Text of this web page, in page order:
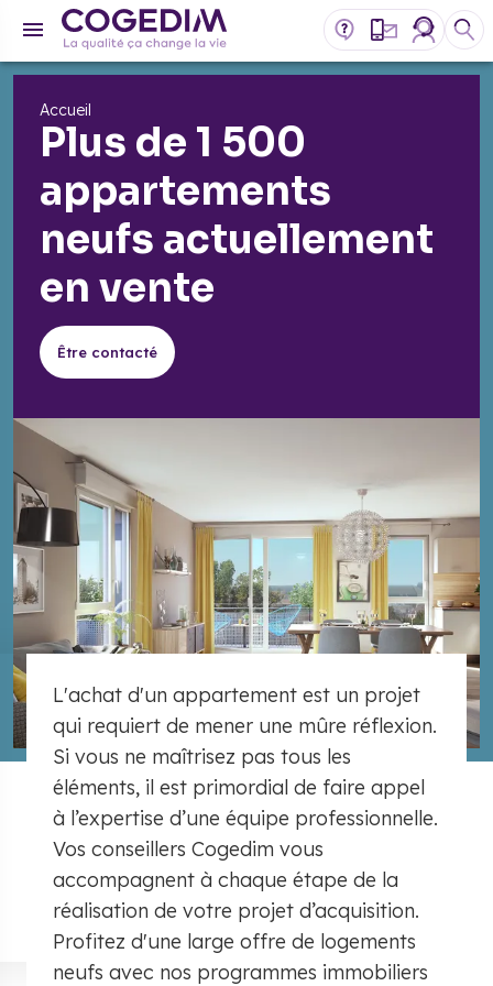
Accueil
Plus de 1 500
appartements
neufs actuellement
en vente
Être contacté
L'achat d'un appartement est un projet
qui requiert de mener une mûre réflexion.
Si vous ne maîtrisez pas tous les
éléments, il est primordial de faire appel
à l’expertise d’une équipe professionnelle.
Vos conseillers Cogedim vous
accompagnent à chaque étape de la
réalisation de votre projet d’acquisition.
Profitez d'une large offre de logements
neufs avec nos programmes immobiliers